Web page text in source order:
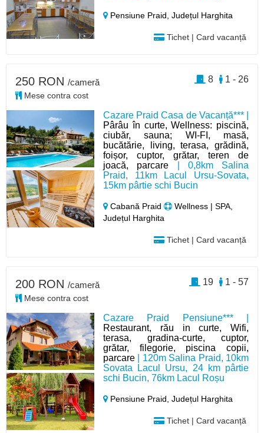
Pensiune Praid,Județul Harghita
Tichet | Card vacanță
Cazare Praid Casa de Vacanță*** |
Pârâu în curte, Wellness: piscină,
ciubăr, sauna; WI-FI, masă,
bucătărie, living, terasa, grădină,
foișor, cuptor, grătar, teren de
joacă, parcare | 0,8km Salina
Praid, 11km Lacul Ursu-Sovata,
15km pârtie schi Bucin
Cabană Praid
Wellness | SPA,
Județul Harghita
Tichet | Card vacanță
250 RON /cameră
Mese contra cost
1 - 26
8
Cazare Praid Pensiune*** |
Restaurant, rău in curte, Wifi,
terasa, gradina-curte, cuptor,
grătar, filegorie, piscina copii,
parcare | 120m Salina Praid, 10km
Sovata Lacul Ursu, 24 km pârtie
schi Bucin, 76km Lacul Roșu
Pensiune Praid,Județul Harghita
Tichet | Card vacanță
200 RON /cameră
Mese contra cost
1 - 57
19